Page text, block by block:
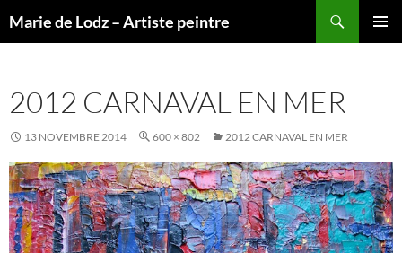
auMarie de Lodz – Artiste peintre
2012 CARNAVAL EN MER
13 NOVEMBRE 2014 600 × 802 2012 CARNAVAL EN MER